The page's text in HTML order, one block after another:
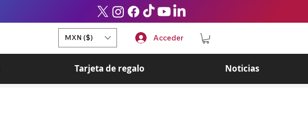
MXN ($) Acceder
Tarjeta de regalo Noticias